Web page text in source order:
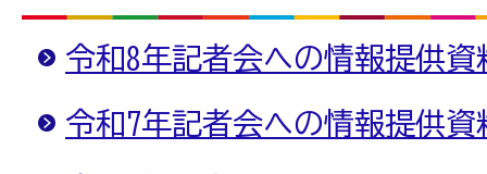
令和8年記者会への情報提供資
令和7年記者会への情報提供資